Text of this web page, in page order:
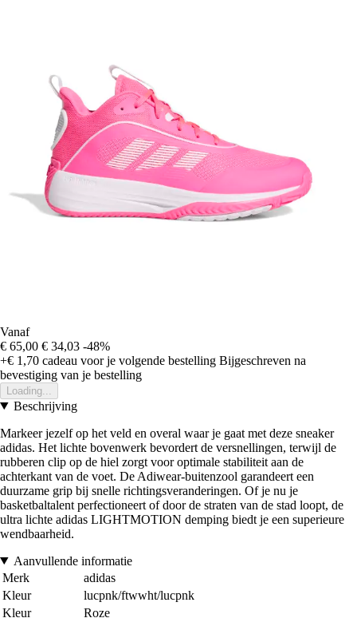
Vanaf
€ 65,00 € 34,03 -48%
+€ 1,70 cadeau voor je volgende bestelling Bijgeschreven na
bevestiging van je bestelling
Loading...
Beschrijving
Markeer jezelf op het veld en overal waar je gaat met deze sneaker
adidas. Het lichte bovenwerk bevordert de versnellingen, terwijl de
rubberen clip op de hiel zorgt voor optimale stabiliteit aan de
achterkant van de voet. De Adiwear-buitenzool garandeert een
duurzame grip bij snelle richtingsveranderingen. Of je nu je
basketbaltalent perfectioneert of door de straten van de stad loopt, de
ultra lichte adidas LIGHTMOTION demping biedt je een superieure
wendbaarheid.
Aanvullende informatie
Merk
adidas
Kleur
lucpnk/ftwwht/lucpnk
Kleur
Roze